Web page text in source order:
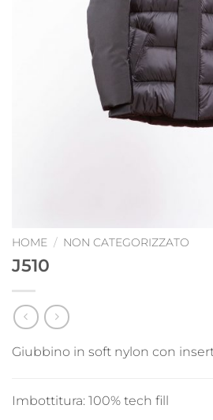
HOME / NON CATEGORIZZATO
J510
Giubbino in soft nylon con
Imbottitura: 100% tech fill